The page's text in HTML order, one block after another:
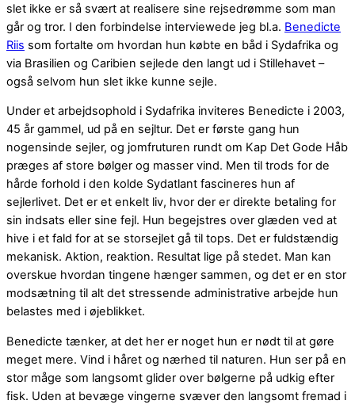
slet ikke er så svært at realisere sine rejsedrømme som man
går og tror. I den forbindelse interviewede jeg bl.a. Benedicte
Riis som fortalte om hvordan hun købte en båd i Sydafrika og
via Brasilien og Caribien sejlede den langt ud i Stillehavet –
også selvom hun slet ikke kunne sejle.
Under et arbejdsophold i Sydafrika inviteres Benedicte i 2003,
45 år gammel, ud på en sejltur. Det er første gang hun
nogensinde sejler, og jomfruturen rundt om Kap Det Gode Håb
præges af store bølger og masser vind. Men til trods for de
hårde forhold i den kolde Sydatlant fascineres hun af
sejlerlivet. Det er et enkelt liv, hvor der er direkte betaling for
sin indsats eller sine fejl. Hun begejstres over glæden ved at
hive i et fald for at se storsejlet gå til tops. Det er fuldstændig
mekanisk. Aktion, reaktion. Resultat lige på stedet. Man kan
overskue hvordan tingene hænger sammen, og det er en stor
modsætning til alt det stressende administrative arbejde hun
belastes med i øjeblikket.
Benedicte tænker, at det her er noget hun er nødt til at gøre
meget mere. Vind i håret og nærhed til naturen. Hun ser på en
stor måge som langsomt glider over bølgerne på udkig efter
fisk. Uden at bevæge vingerne svæver den langsomt fremad i